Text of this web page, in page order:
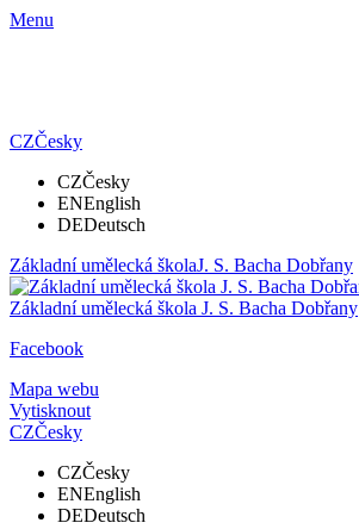
Menu
CZČesky
CZČesky
ENEnglish
DEDeutsch
Základní umělecká školaJ. S. Bacha Dobřany
Základní umělecká škola J. S. Bacha Dobřany
Facebook
Mapa webu
Vytisknout
CZČesky
CZČesky
ENEnglish
DEDeutsch